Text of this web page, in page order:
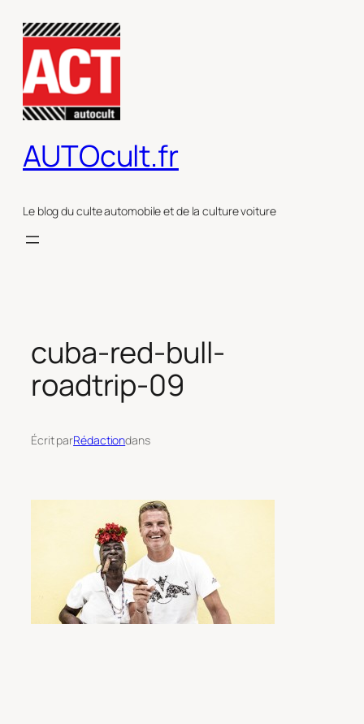
contenu
AUTOcult.fr
Le blog du culte automobile et de la culture voiture
cuba-red-bull-
roadtrip-09
Écrit parRédactiondans